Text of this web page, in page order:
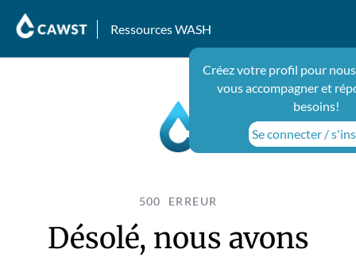
Ressources WASH
Créez votre profil pour
vous accompagner et
besoins!
Se connecter /
500 ERREUR
Désolé, nous avons